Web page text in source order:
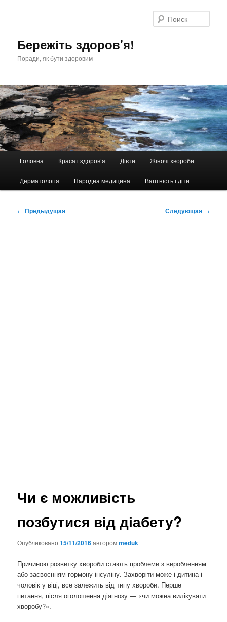
Бережіть здоров'я!
Поради, як бути здоровим
Головна Краса і здоров’я Дієти Жіночі хвороби
Дерматологія Народна медицина Вагітність і діти
Навигация
← Предыдущая Следующая →
Чи є можливість
позбутися від діабету?
Опубликовано15/11/2016авторомmeduk
Причиною розвитку хвороби стають проблеми з виробленням
або засвоєнням гормону інсуліну. Захворіти може і дитина і
чоловік у віці, все залежить від типу хвороби. Перше
питання, після оголошення діагнозу — «чи можна вилікувати
хворобу?».